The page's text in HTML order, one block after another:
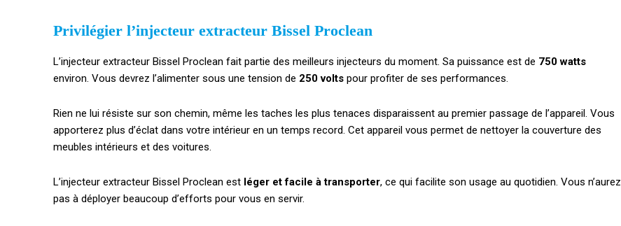
Privilégier l’injecteur extracteur Bissel Proclean
L’injecteur extracteur Bissel Proclean fait partie des meilleurs injecteurs du moment. Sa puissance est de 750 watts
environ. Vous devrez l’alimenter sous une tension de 250 volts pour profiter de ses performances.
Rien ne lui résiste sur son chemin, même les taches les plus tenaces disparaissent au premier passage de l’appareil. Vous
apporterez plus d’éclat dans votre intérieur en un temps record. Cet appareil vous permet de nettoyer la couverture des
meubles intérieurs et des voitures.
L’injecteur extracteur Bissel Proclean est léger et facile à transporter, ce qui facilite son usage au quotidien. Vous n’aurez
pas à déployer beaucoup d’efforts pour vous en servir.